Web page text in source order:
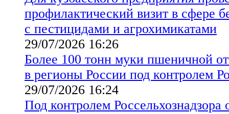
профилактический визит в сфере
с пестицидами и агрохимикатами
29/07/2026 16:26
Более 100 тонн муки пшеничной
в регионы России под контролем
29/07/2026 16:24
Под контролем Россельхознадзора